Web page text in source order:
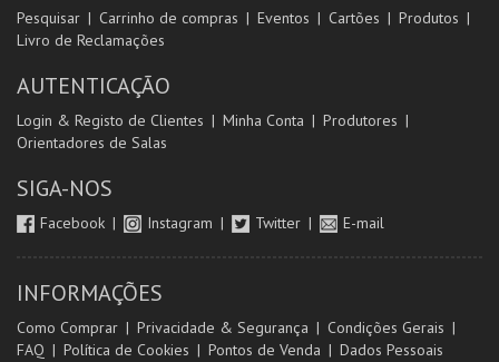
Pesquisar Carrinho de compras Eventos Cartões
Produtos
Livro de Reclamações
AUTENTICAÇÃO
Login & Registo de Clientes Minha Conta
Produtores
Orientadores de Salas
SIGA-NOS
Facebook Instagram Twitter E-mail
INFORMAÇÕES
Como Comprar Privacidade & Segurança
Condições Gerais
FAQ
Política de Cookies Pontos de Venda Dados Pessoais